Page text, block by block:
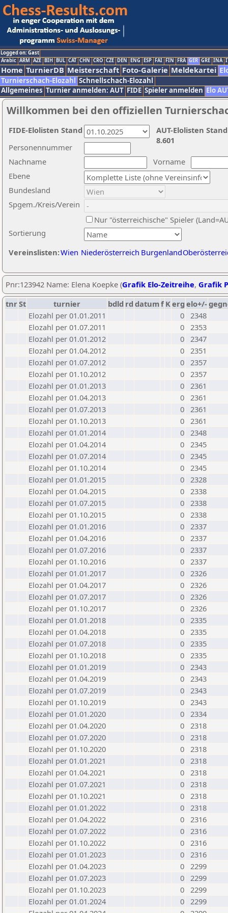
Logged on: Gast
Arabic ARM AZE BIH BUL CAT CHN CRO CZE DEN ENG ESP FAI FIN FRA GER GRE INA
Home TurnierDB Meisterschaft Foto-Galerie Meldekartei
Turnierschach-Elozahl Schnellschach-Elozahl
Allgemeines Turnier anmelden: AUT FIDE Spieler anmelden Elo
Willkommen bei den offiziellen
Nachname
Vorname
Ebene
Sortierung
Personennummer
Bundesland
Spgem./Kreis/Verein
Nur "österreichische" Spieler
Vereinslisten:Wien Niederösterreich Burgenland
AUT-Elolisten
8.601
FIDE-Elolisten Stand
Pnr:123942 Name: Elena Koepke (Grafik Elo-Zeitreihe, Grafik
tnrSt turnier bdld rd datumf Kerg elo+/-
Elozahl per 01.01.2011
0 2348
Elozahl per 01.07.2011
0 2353
Elozahl per 01.01.2012
0 2347
Elozahl per 01.04.2012
0 2351
Elozahl per 01.07.2012
0 2357
Elozahl per 01.10.2012
0 2357
Elozahl per 01.01.2013
0 2361
Elozahl per 01.04.2013
0 2361
Elozahl per 01.07.2013
0 2361
Elozahl per 01.10.2013
0 2361
Elozahl per 01.01.2014
0 2348
Elozahl per 01.04.2014
0 2345
Elozahl per 01.07.2014
0 2345
Elozahl per 01.10.2014
0 2345
Elozahl per 01.01.2015
0 2328
Elozahl per 01.04.2015
0 2338
Elozahl per 01.07.2015
0 2338
Elozahl per 01.10.2015
0 2338
Elozahl per 01.01.2016
0 2337
Elozahl per 01.04.2016
0 2337
Elozahl per 01.07.2016
0 2337
Elozahl per 01.10.2016
0 2337
Elozahl per 01.01.2017
0 2326
Elozahl per 01.04.2017
0 2326
Elozahl per 01.07.2017
0 2326
Elozahl per 01.10.2017
0 2326
Elozahl per 01.01.2018
0 2335
Elozahl per 01.04.2018
0 2335
Elozahl per 01.07.2018
0 2335
Elozahl per 01.10.2018
0 2335
Elozahl per 01.01.2019
0 2343
Elozahl per 01.04.2019
0 2343
Elozahl per 01.07.2019
0 2343
Elozahl per 01.10.2019
0 2343
Elozahl per 01.01.2020
0 2334
Elozahl per 01.04.2020
0 2318
Elozahl per 01.07.2020
0 2318
Elozahl per 01.10.2020
0 2318
Elozahl per 01.01.2021
0 2318
Elozahl per 01.04.2021
0 2318
Elozahl per 01.07.2021
0 2318
Elozahl per 01.10.2021
0 2318
Elozahl per 01.01.2022
0 2318
Elozahl per 01.04.2022
0 2316
Elozahl per 01.07.2022
0 2316
Elozahl per 01.10.2022
0 2316
Elozahl per 01.01.2023
0 2316
Elozahl per 01.04.2023
0 2299
Elozahl per 01.07.2023
0 2299
Elozahl per 01.10.2023
0 2299
Elozahl per 01.01.2024
0 2299